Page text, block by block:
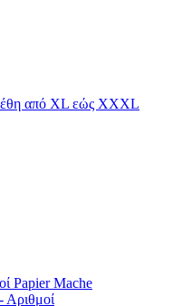
από XL εώς XXXL
Papier Mache
Αριθμοί